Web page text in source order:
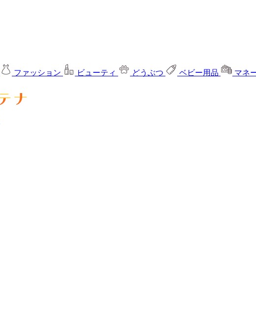
ファッション ビューティ どうぶつ ベビー用品
マネ